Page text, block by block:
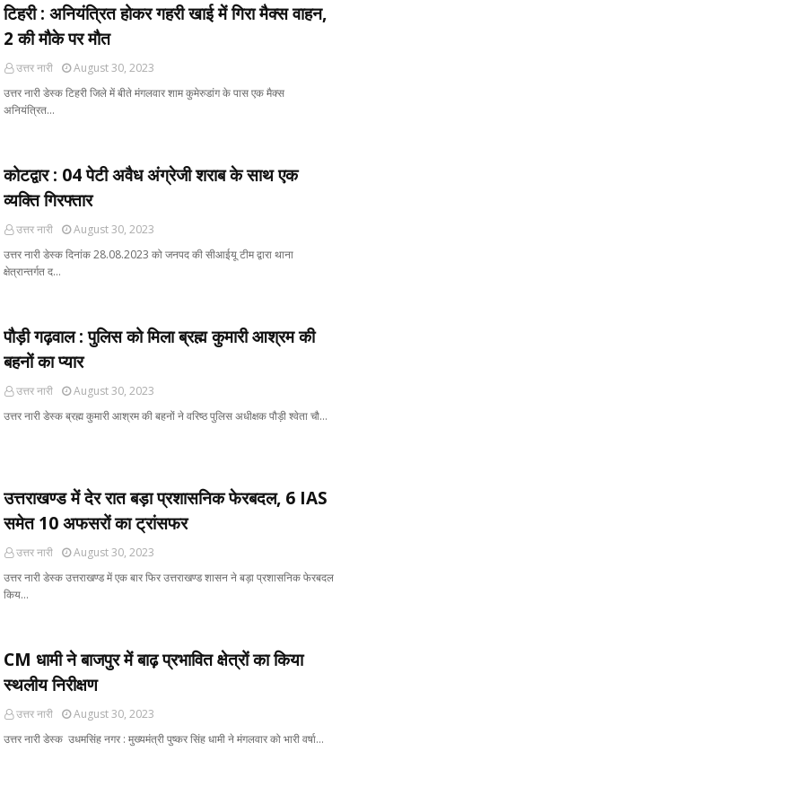
टिहरी : अनियंत्रित होकर गहरी खाई में गिरा मैक्स वाहन,
2 की मौके पर मौत
उत्तर नारी
August 30, 2023
उत्तर नारी डेस्क टिहरी जिले में बीते मंगलवार शाम कुमेरुडांग के पास एक मैक्स
अनियंत्रित…
कोटद्वार : 04 पेटी अवैध अंग्रेजी शराब के साथ एक
व्यक्ति गिरफ्तार
उत्तर नारी
August 30, 2023
उत्तर नारी डेस्क दिनांक 28.08.2023 को जनपद की सीआईयू टीम द्वारा थाना
क्षेत्रान्तर्गत द…
पौड़ी गढ़वाल : पुलिस को मिला ब्रह्म कुमारी आश्रम की
बहनों का प्यार
उत्तर नारी
August 30, 2023
उत्तर नारी डेस्क ब्रह्म कुमारी आश्रम की बहनों ने वरिष्ठ पुलिस अधीक्षक पौड़ी श्वेता चौ…
उत्तराखण्ड में देर रात बड़ा प्रशासनिक फेरबदल, 6 IAS
समेत 10 अफसरों का ट्रांसफर
उत्तर नारी
August 30, 2023
उत्तर नारी डेस्क उत्तराखण्ड में एक बार फिर उत्तराखण्ड शासन ने बड़ा प्रशासनिक फेरबदल
किय…
CM धामी ने बाजपुर में बाढ़ प्रभावित क्षेत्रों का किया
स्थलीय निरीक्षण
उत्तर नारी
August 30, 2023
उत्तर नारी डेस्क उधमसिंह नगर : मुख्यमंत्री पुष्कर सिंह धामी ने मंगलवार को भारी वर्षा…